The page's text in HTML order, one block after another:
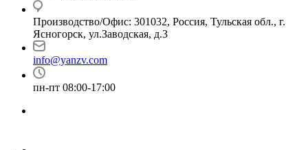
Производство/Офис: 301032, Россия, Тульская обл., г.
Ясногорск, ул.Заводская, д.3
info@yanzv.com
пн-пт 08:00-17:00